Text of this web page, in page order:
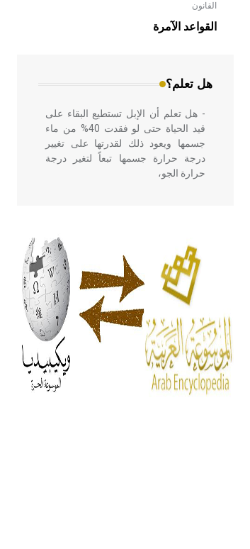
القانون
القواعد الآمرة
هل تعلم؟
- هل تعلم أن الأبلق نوع من الفنون
الهندسية التي ارتبطت بالعمارة الإسلامية
في بلاد الشام ومصر خاصة، حيث يحرص
- هل تعلم أن الإبل تستطيع البقاء على
قيد الحياة حتى لو فقدت 40% من ماء
جسمها ويعود ذلك لقدرتها على تغيير
درجة حرارة جسمها تبعاً لتغير درجة
حرارة الجو،
أربعة مؤلفات هي: الحكم، الأدلة، تنظيم
التغذية، ورسالته في جروح الرأس.
ويعود له الفضل بأنه حرر الطب من
الدين والفلسفة.
- هل تعلم أن المرجان إفراز حيواني
يتكون في البحر ويتركب من مادة
كربونات الكلسيوم، وهو أحمر أو شديد
الحمرة وهو أجود أنواعه، ويمتاز بكبر
الحجم ويسمى الش